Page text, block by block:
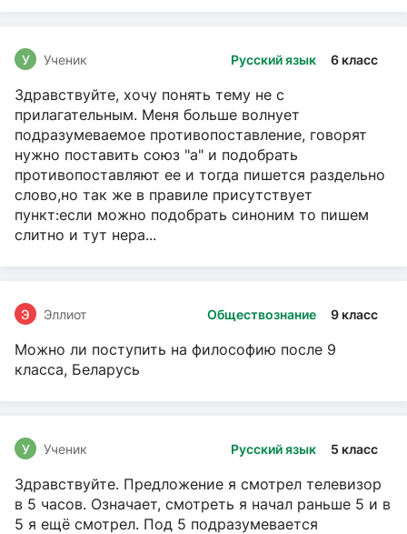
Русский язык 6 класс
У Ученик
Здравствуйте, хочу понять тему не с
прилагательным. Меня больше волнует
подразумеваемое противопоставление, говорят
нужно поставить союз "а" и подобрать
противопоставляют ее и тогда пишется раздельно
слово,но так же в правиле присутствует
пункт:если можно подобрать синоним то пишем
слитно и тут нера...
Обществознание 9 класс
Э Эллиот
Можно ли поступить на философию после 9
класса, Беларусь
Русский язык 5 класс
У Ученик
Здравствуйте. Предложение я смотрел телевизор
в 5 часов. Означает, смотреть я начал раньше 5 и в
5 я ещё смотрел. Под 5 подразумевается